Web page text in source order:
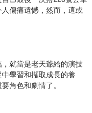
傷痛遺憾，然而，這或
就當是老天爺給的演技
學習和擷取成長的養
角色和劇情了。